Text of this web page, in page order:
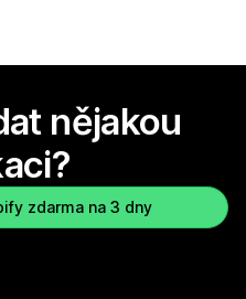
nějakou
zdarma na 3 dny